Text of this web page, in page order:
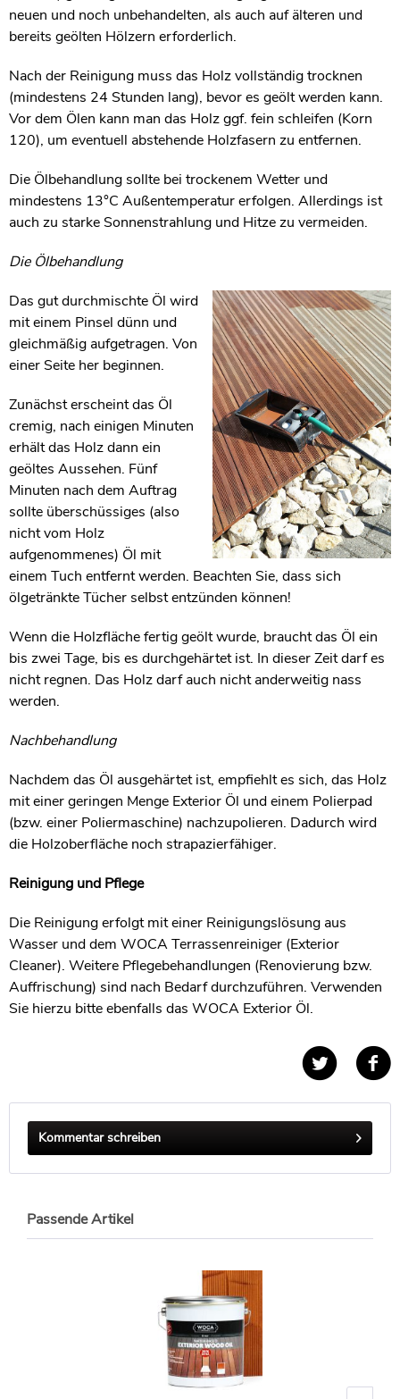
neuen und noch unbehandelten, als auch auf älteren und
bereits geölten Hölzern erforderlich.
Nach der Reinigung muss das Holz vollständig trocknen
(mindestens 24 Stunden lang), bevor es geölt werden kann.
Vor dem Ölen kann man das Holz ggf. fein schleifen (Korn
120), um eventuell abstehende Holzfasern zu entfernen.
Die Ölbehandlung sollte bei trockenem Wetter und
mindestens 13°C Außentemperatur erfolgen. Allerdings ist
auch zu starke Sonnenstrahlung und Hitze zu vermeiden.
Die Ölbehandlung
Das gut durchmischte Öl wird
mit einem Pinsel dünn und
gleichmäßig aufgetragen. Von
einer Seite her beginnen.
Zunächst erscheint das Öl
cremig, nach einigen Minuten
erhält das Holz dann ein
geöltes Aussehen. Fünf
Minuten nach dem Auftrag
sollte überschüssiges (also
nicht vom Holz
aufgenommenes) Öl mit
einem Tuch entfernt werden. Beachten Sie, dass sich
ölgetränkte Tücher selbst entzünden können!
Wenn die Holzfläche fertig geölt wurde, braucht das Öl ein
bis zwei Tage, bis es durchgehärtet ist. In dieser Zeit darf es
nicht regnen. Das Holz darf auch nicht anderweitig nass
werden.
Nachbehandlung
Nachdem das Öl ausgehärtet ist, empfiehlt es sich, das Holz
mit einer geringen Menge Exterior Öl und einem Polierpad
(bzw. einer Poliermaschine) nachzupolieren. Dadurch wird
die Holzoberfläche noch strapazierfähiger.
Reinigung und Pflege
Die Reinigung erfolgt mit einer Reinigungslösung aus
Wasser und dem WOCA Terrassenreiniger (Exterior
Cleaner). Weitere Pflegebehandlungen (Renovierung bzw.
Auffrischung) sind nach Bedarf durchzuführen. Verwenden
Sie hierzu bitte ebenfalls das WOCA Exterior Öl.
Kommentar schreiben
Passende Artikel